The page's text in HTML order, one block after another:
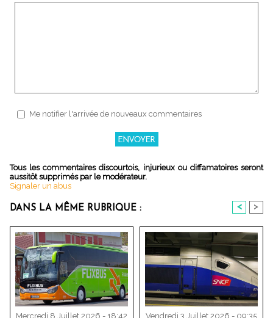
Me notifier l'arrivée de nouveaux commentaires
Tous les commentaires discourtois, injurieux ou diffamatoires seront
aussitôt supprimés par le modérateur.
Signaler un abus
DANS LA MÊME RUBRIQUE : < >
Mercredi 8 Juillet 2026 - 18:42
Vendredi 3 Juillet 2026 - 09:35